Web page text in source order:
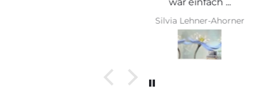
Silvia Lehner-Ahorner